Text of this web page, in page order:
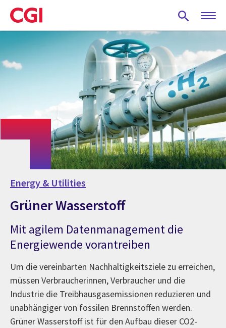
Skip
to
main
content
Energy & Utilities
Grüner Wasserstoff
Mit agilem Datenmanagement die
Energiewende vorantreiben
Um die vereinbarten Nachhaltigkeitsziele zu erreichen,
müssen Verbraucherinnen, Verbraucher und die
Industrie die Treibhausgasemissionen reduzieren und
unabhängiger von fossilen Brennstoffen werden.
Grüner Wasserstoff ist für den Aufbau dieser CO2-